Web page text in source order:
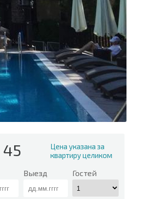
45
Цена указана за
квартиру целиком
Выезд Гостей